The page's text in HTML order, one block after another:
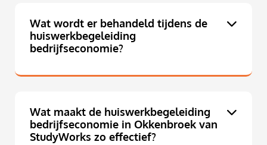
Wat wordt er behandeld tijdens de
huiswerkbegeleiding
bedrijfseconomie?
Wat maakt de huiswerkbegeleiding
bedrijfseconomie in Okkenbroek van
StudyWorks zo effectief?